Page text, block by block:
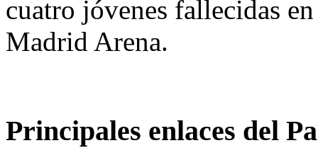
cuatro jóvenes fallecidas
Madrid Arena.
Principales enlaces del